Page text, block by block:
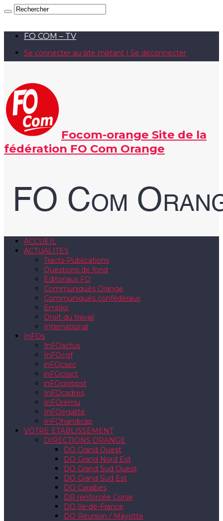
FO COM – TV
Se connecter au site militant | Se déconnecter
Focom-orange Site de la
fédération FO Com Orange
ACCUEIL
ACTUALITES
Tracts-Publications
Questions de fond
Editoriaux FO
Communiqués Orange
Communiqués confédéraux
Emploi
Droit du travail
International
InFOs
InFOactus
InFOcgf
inFOcsec
inFOcssct
inFOcprppst
InFOcadres
InFOrému
InFOégalité
InFOhandicap
VOTRE ETABLISSEMENT
DIRECTIONS ORANGE
DO Grand Ouest
DO Grand Nord Est
DO Grand Sud Ouest
DO Grand Sud Est
DO Caraïbes
DR renforcée Corse
DO Ile-de-France
DO Réunion / Mayotte